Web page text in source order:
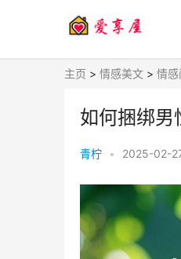
主页 > 情感美文 > 情
如何捆绑
青柠 • 2025-02-